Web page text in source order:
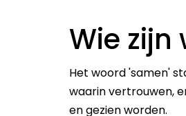
Wie zijn
Het woord 'samen'
waarin vertrouwen,
en gezien worden.